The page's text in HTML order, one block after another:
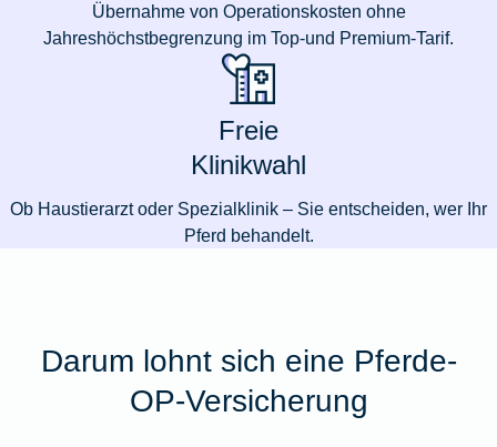
Übernahme von Operationskosten ohne
Jahreshöchstbegrenzung im Top-und Premium-Tarif.
Freie
Klinikwahl
Ob Haustierarzt oder Spezialklinik – Sie entscheiden, wer Ihr
Pferd behandelt.
Darum lohnt sich eine Pferde-
OP-Versicherung